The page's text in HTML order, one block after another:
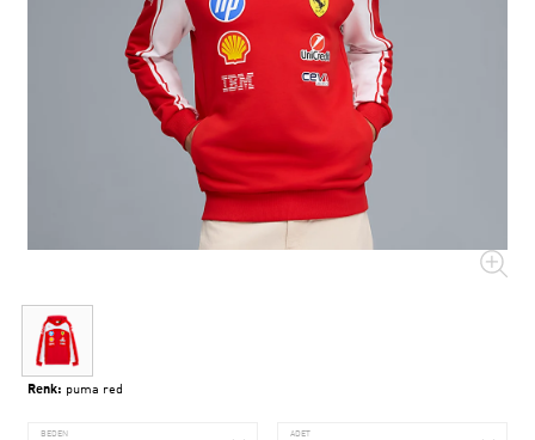
Renk: puma red
BEDEN ADET